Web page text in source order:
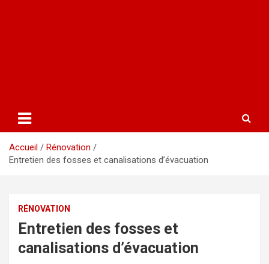
Accueil
Rénovation
Entretien des fosses et canalisations d’évacuation
RÉNOVATION
Entretien des fosses et
canalisations d’évacuation